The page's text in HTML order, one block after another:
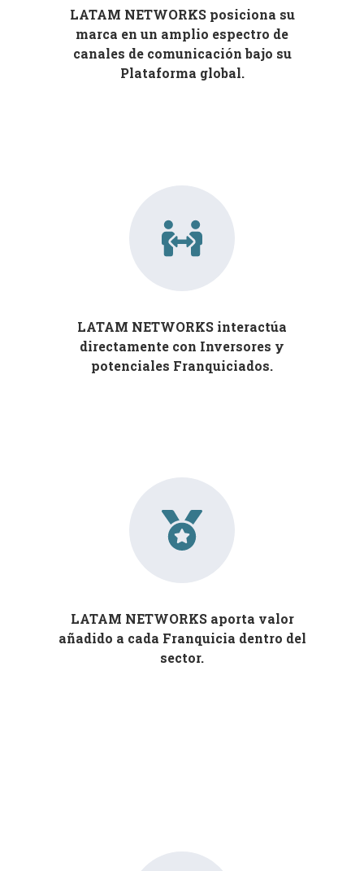
LATAM NETWORKS posiciona su
marca en un amplio espectro de
canales de comunicación bajo su
Plataforma global.
LATAM NETWORKS interactúa
directamente con Inversores y
potenciales Franquiciados.
LATAM NETWORKS aporta valor
añadido a cada Franquicia dentro del
sector.